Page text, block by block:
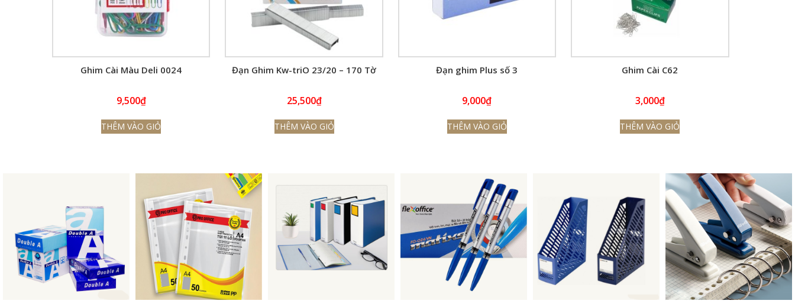
Ghim Cài Màu Deli 0024
9,500₫
THÊM VÀO GIỎ
Đạn Ghim Kw-triO 23/20 – 170 Tờ
25,500₫
THÊM VÀO GIỎ
Đạn ghim Plus số 3
9,000₫
THÊM VÀO GIỎ
Ghim Cài C62
3,000₫
THÊM VÀO GIỎ